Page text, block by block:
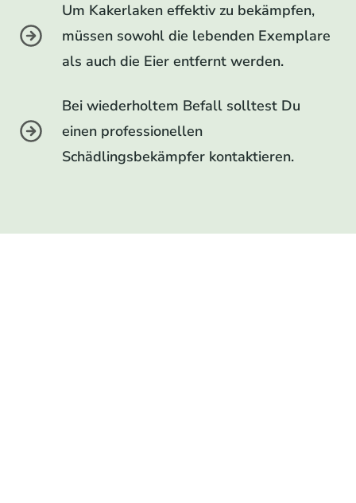
Um Kakerlaken effektiv zu bekämpfen,
müssen sowohl die lebenden Exemplare
als auch die Eier entfernt werden.
Bei wiederholtem Befall solltest Du
einen professionellen
Schädlingsbekämpfer kontaktieren.